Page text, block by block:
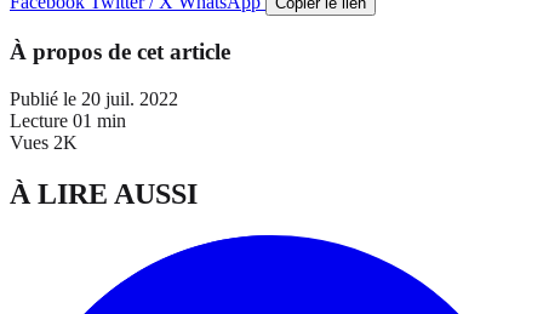
À propos de cet article
Publié le 20 juil. 2022
Lecture 01 min
Vues 2K
À LIRE AUSSI